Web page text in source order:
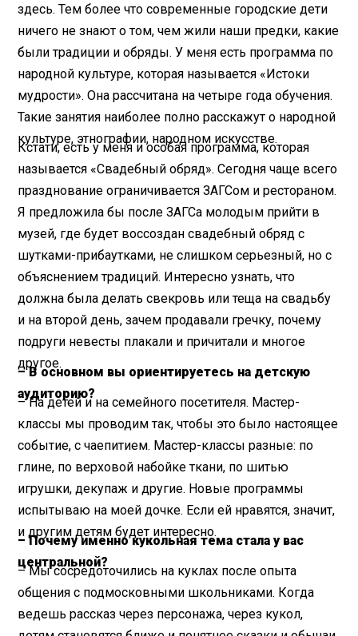
здесь. Тем более что современные городские дети
ничего не знают о том, чем жили наши предки, какие
были традиции и обряды. У меня есть программа по
народной культуре, которая называется «Истоки
мудрости». Она рассчитана на четыре года обучения.
Такие занятия наиболее полно расскажут о народной
культуре, этнографии, народном искусстве.
Кстати, есть у меня и особая программа, которая
называется «Свадебный обряд». Сегодня чаще всего
празднование ограничивается ЗАГСом и рестораном.
Я предложила бы после ЗАГСа молодым прийти в
музей, где будет воссоздан свадебный обряд с
шутками-прибаутками, не слишком серьезный, но с
объяснением традиций. Интересно узнать, что
должна была делать свекровь или теща на свадьбу
и на второй день, зачем продавали гречку, почему
подруги невесты плакали и причитали и многое
другое.
– В основном вы ориентируетесь на детскую
аудиторию?
– На детей и на семейного посетителя. Мастер-
классы мы проводим так, чтобы это было настоящее
событие, с чаепитием. Мастер-классы разные: по
глине, по верховой набойке ткани, по шитью
игрушки, декупаж и другие. Новые программы
испытываю на моей дочке. Если ей нравятся, значит,
и другим детям будет интересно.
– Почему именно кукольная тема стала у вас
центральной?
– Мы сосредоточились на куклах после опыта
общения с подмосковными школьниками. Когда
ведешь рассказ через персонажа, через кукол,